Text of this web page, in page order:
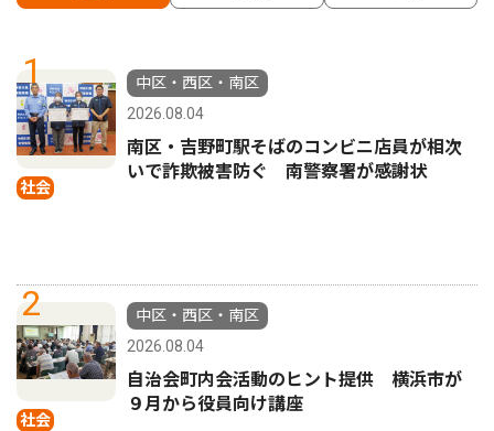
1
社会
中区・西区・南区
2026.08.04
南区・吉野町駅そばのコンビニ店員が相次
いで詐欺被害防ぐ 南警察署が感謝状
2
社会
中区・西区・南区
2026.08.04
自治会町内会活動のヒント提供 横浜市が
９月から役員向け講座